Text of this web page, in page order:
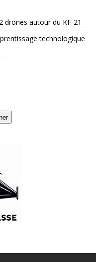
drones autour du KF-21
technologique